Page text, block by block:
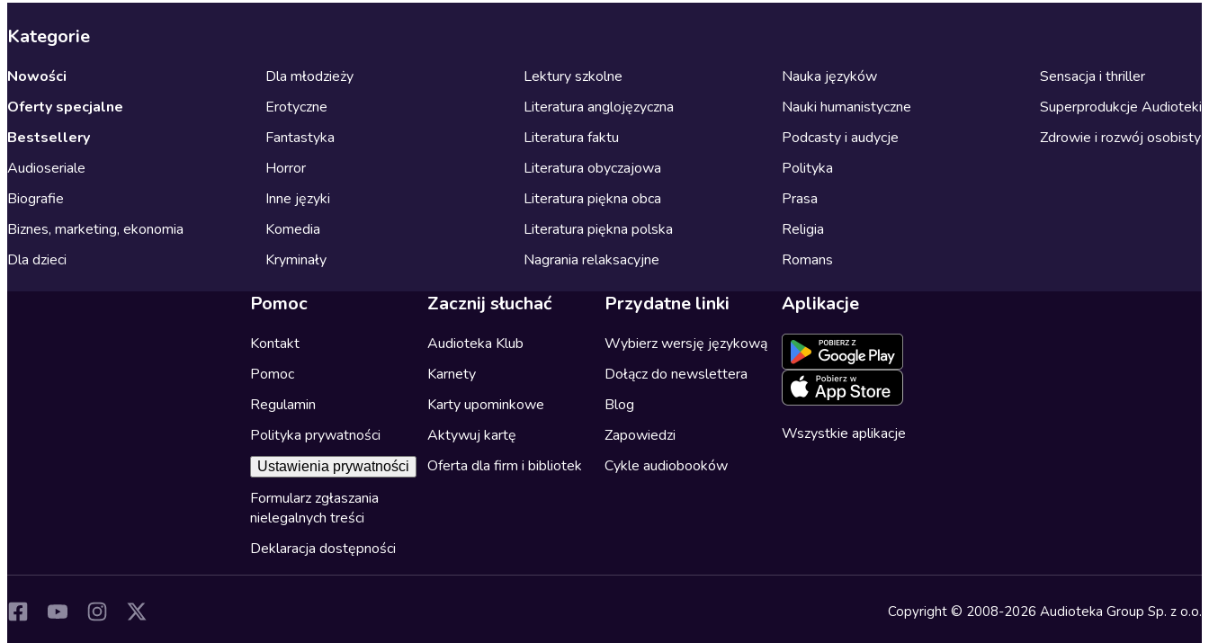
Kategorie
Nowości
Oferty specjalne
Bestsellery
Audioseriale
Biografie
Biznes, marketing, ekonomia
Dla dzieci
Dla młodzieży
Erotyczne
Fantastyka
Horror
Inne języki
Komedia
Kryminały
Lektury szkolne
Literatura anglojęzyczna
Literatura faktu
Literatura obyczajowa
Literatura piękna obca
Literatura piękna polska
Nagrania relaksacyjne
Nauka języków
Nauki humanistyczne
Podcasty i audycje
Polityka
Prasa
Religia
Romans
Sensacja i thriller
Superprodukcje Audioteki
Zdrowie i rozwój osobisty
Pomoc
Kontakt
Pomoc
Regulamin
Polityka prywatności
Ustawienia prywatności
Formularz zgłaszania
nielegalnych treści
Deklaracja dostępności
Zacznij słuchać
Audioteka Klub
Karnety
Karty upominkowe
Aktywuj kartę
Oferta dla firm i bibliotek
Przydatne linki
Wybierz wersję językową
Dołącz do newslettera
Blog
Zapowiedzi
Cykle audiobooków
Aplikacje
Wszystkie aplikacje
Copyright © 2008-2026 Audioteka Group Sp. z o.o.